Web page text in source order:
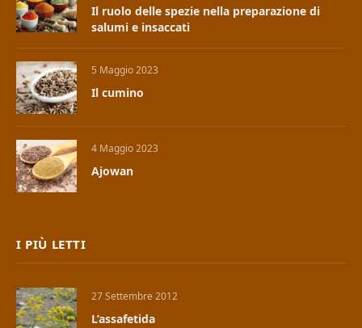
Il ruolo delle spezie nella preparazione di
salumi e insaccati
5 Maggio 2023
Il cumino
4 Maggio 2023
Ajowan
I PIÙ LETTI
27 Settembre 2012
L’assafetida